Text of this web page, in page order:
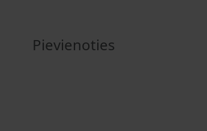
Pievienoties